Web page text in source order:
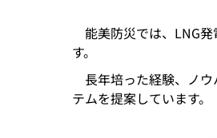
能美防災では、LNG
す。
長年培った経験、ノ
テムを提案しています。